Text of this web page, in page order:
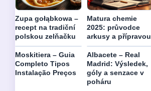
Zupa gołąbkowa –
recept na tradiční
polskou zelňačku
Matura chemie
2025: průvodce
arkusy a přípravou
Moskitiera – Guia
Completo Tipos
Instalação Preços
Albacete – Real
Madrid: Výsledek,
góly a senzace v
poháru